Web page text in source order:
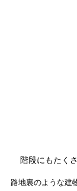
階段にもたく
路地裏のような建